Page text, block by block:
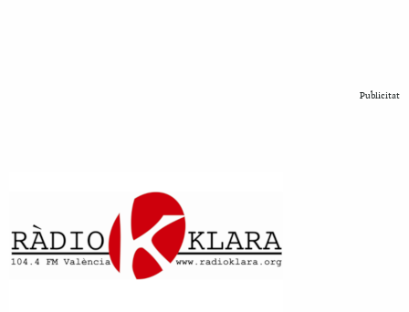
Publicitat